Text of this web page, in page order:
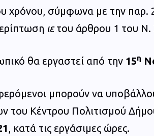
χρόνου, σύμφωνα με την παρ.
ιετου άρθρου 1 του Ν.
θα εργαστεί από την 15η
μπορούν να
του Κέντρου Πολιτισμού
, κατά τις εργάσιμες ώρες.